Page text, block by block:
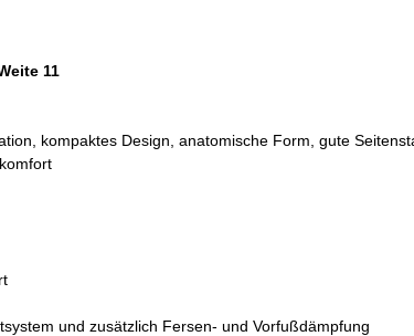
11
kompaktes Design, anatomische Form, gute
und zusätzlich Fersen- und Vorfußdämpfung